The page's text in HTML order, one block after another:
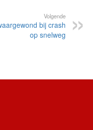
Volgende
bij crash
op snelweg